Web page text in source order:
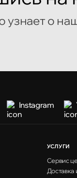
узнает о
Instagram
УСЛУГИ
Сервис
Доставка